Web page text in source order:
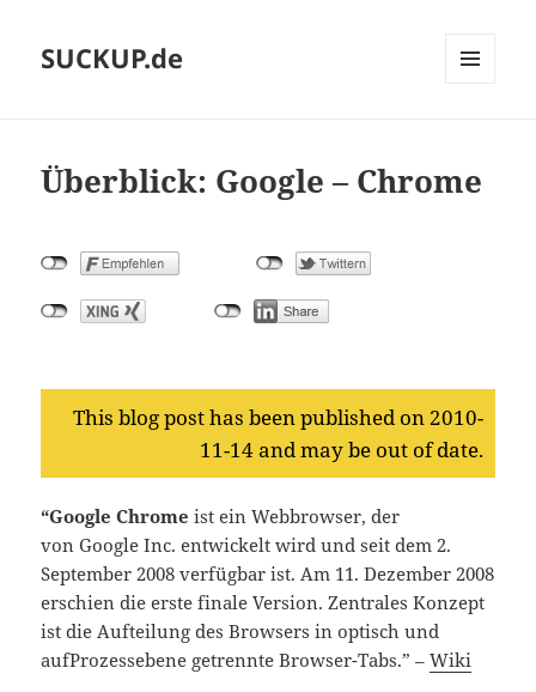
SUCKUP.de
Überblick: Google – Chrome
This blog post has been published on 2010-
11-14 and may be out of date.
“Google Chrome ist ein Webbrowser, der
von Google Inc. entwickelt wird und seit dem 2.
September 2008 verfügbar ist. Am 11. Dezember 2008
erschien die erste finale Version. Zentrales Konzept
ist die Aufteilung des Browsers in optisch und
aufProzessebene getrennte Browser-Tabs.” –Wiki